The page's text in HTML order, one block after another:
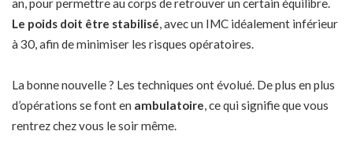
an, pour permettre au corps de retrouver un certain équilibre.
Le poids doit être stabilisé, avec un IMC idéalement inférieur
à 30, afin de minimiser les risques opératoires.
La bonne nouvelle ? Les techniques ont évolué. De plus en plus
d’opérations se font en ambulatoire, ce qui signifie que vous
rentrez chez vous le soir même.